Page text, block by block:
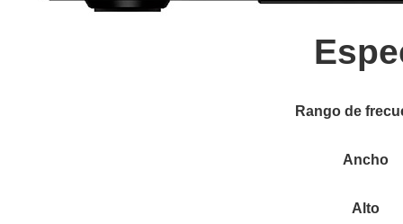
Rango de
Ancho
Alto